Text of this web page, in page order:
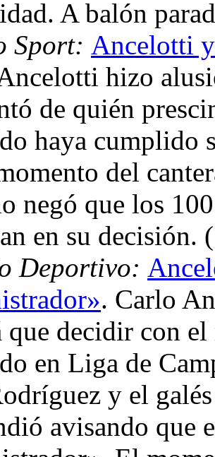
A balón
Sport: Ancelotti
hizo
de quién
haya cumplido
del
negó que los
en su
Deportivo:
. Carlo
que decidir con
en Liga de
y el
avisando que